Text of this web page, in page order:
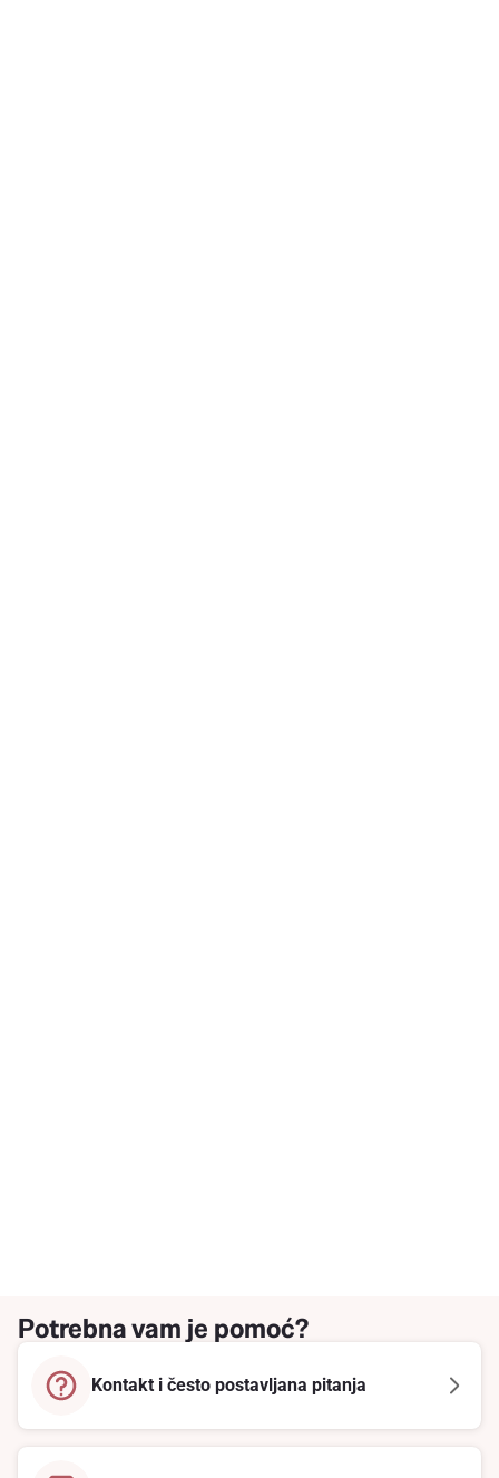
Potrebna vam je pomoć?
Kontakt i često postavljana pitanja